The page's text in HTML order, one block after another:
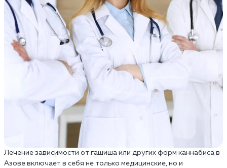
Лечение зависимости от гашиша или других форм каннабиса в
Азове включает в себя не только медицинские, но и